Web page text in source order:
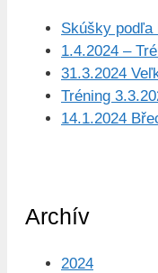
Skúšky podľa
1.4.2024 –
31.3.2024
Tréning
14.1.2024
Archív
2024